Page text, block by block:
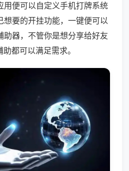
用便可以自定义手机打牌系统
想要的开挂功能，一键便可以
助器，不管你是想分享给好友
都可以满足需求。